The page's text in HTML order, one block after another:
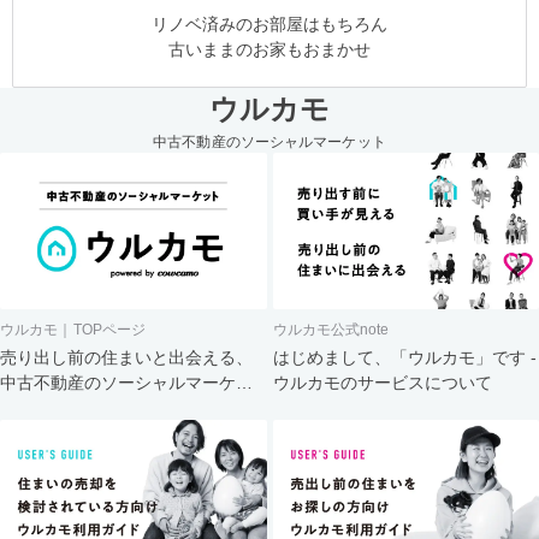
リノベ済みのお部屋はもちろん
古いままのお家もおまかせ
ウルカモ
中古不動産のソーシャルマーケット
ウルカモ｜TOPページ
売り出し前の住まいと出会える、
中古不動産のソーシャルマーケッ
ウルカモ公式note
はじめまして、「ウルカモ」です -
ウルカモのサービスについて